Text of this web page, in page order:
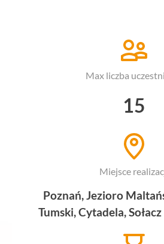
Max liczba
15
Miejsce
Poznań, Jezioro
Tumski, Cytadela,